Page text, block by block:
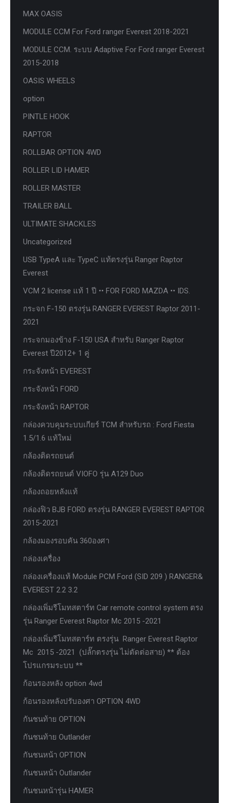
MAX OASIS
MODULE CCM For Ford ranger Everest 2018-2021
MODULE CCM. ระบบ Adaptive For Ford ranger Everest
2015-2018
OASIS WHEELS
option
PINTLE HOOK
RAPTOR
ROLLBAR OPTION 4WD
ROLLER LID HAMER
ROLLER MASTER
TRAILER BALL
ULTIMATE SHACKLES
Uncategorized
USB TypeA และ TypeC แท้ตรงรุ่น Ranger Raptor
Everest
VCM 2 license แท้ 1 ปี •• FOR FORD MAZDA •• IDS.
กระจก F-150 ตรงรุ่น RANGER EVEREST Raptor 2011-
2021
กระจกมองข้าง F-150 USA สำหรับ Ranger Raptor
Everest ปี2012+ 1 คู่
กระจังหน้า EVEREST
กระจังหน้า FORD
กระจังหน้า RAPTOR
กล่องควบคุมระบบเกียร์ TCM สำหรับรถ : Ford Fiesta
1.5/1.6 แท้ใหม่
กล้องติดรถยนต์
กล้องติดรถยนต์ VIOFO รุ่น A129 Duo
กล้องถอยหลังแท้
กล่องฟิว BJB FORD ตรงรุ่น RANGER EVEREST RAPTOR
2015-2021
กล้องมองรอบคัน 360องศา
กล่องเครื่อง
กล่องเครื่องแท้ Module PCM Ford (SID 209 ) RANGER&
EVEREST 2.2 3.2
กล่องเพิ่มรีโมทสตาร์ท Car remote control system ตรง
รุ่น Ranger Everest Raptor Mc 2015 -2021
กล่องเพิ่มรีโมทสตาร์ท ตรงรุ่น Ranger Everest Raptor
Mc 2015 -2021 (ปลั๊กตรงรุ่น ไม่ตัดต่อสาย) ** ต้อง
โปรแกรมระบบ **
ก้อนรองหลัง option 4wd
ก้อนรองหลังปรับองศา OPTION 4WD
กันชนท้าย OPTION
กันชนท้าย Outlander
กันชนหน้า OPTION
กันชนหน้า Outlander
กันชนหน้ารุ่น HAMER